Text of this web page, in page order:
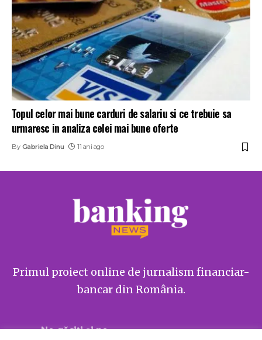
Topul celor mai bune carduri de salariu si ce trebuie sa
urmaresc in analiza celei mai bune oferte
By Gabriela Dinu 11 ani ago
Primul proiect online de jurnalism financiar-
bancar din România.
Ne găsiți și pe